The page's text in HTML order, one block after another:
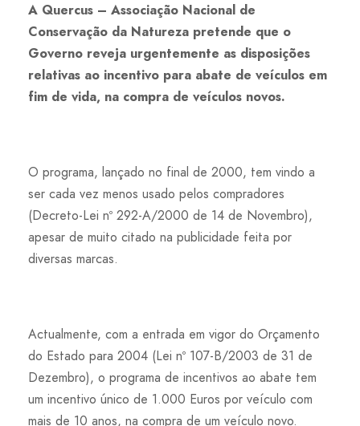
A Quercus – Associação Nacional de
Conservação da Natureza pretende que o
Governo reveja urgentemente as disposições
relativas ao incentivo para abate de veículos em
fim de vida, na compra de veículos novos.
O programa, lançado no final de 2000, tem vindo a
ser cada vez menos usado pelos compradores
(Decreto-Lei nº 292-A/2000 de 14 de Novembro),
apesar de muito citado na publicidade feita por
diversas marcas.
Actualmente, com a entrada em vigor do Orçamento
do Estado para 2004 (Lei nº 107-B/2003 de 31 de
Dezembro), o programa de incentivos ao abate tem
um incentivo único de 1.000 Euros por veículo com
mais de 10 anos, na compra de um veículo novo.